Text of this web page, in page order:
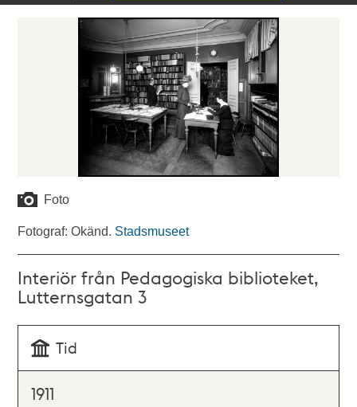
Foto
Fotograf: Okänd. Stadsmuseet
Interiör från Pedagogiska biblioteket,
Lutternsgatan 3
Tid
1911